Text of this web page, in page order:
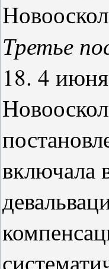
Третье
18. 4
включала